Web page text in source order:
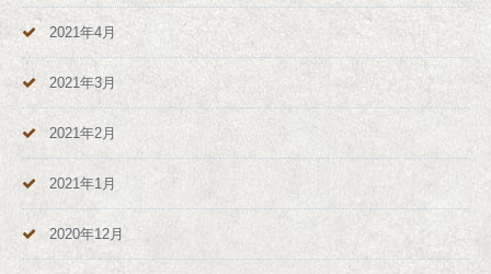
2021年4月
2021年3月
2021年2月
2021年1月
2020年12月